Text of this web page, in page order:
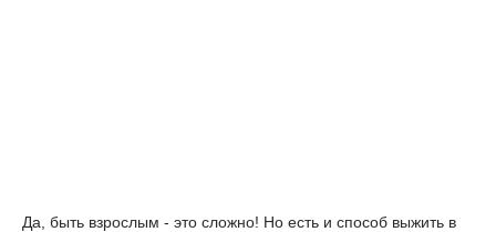
Да, быть взрослым - это сложно! Но есть и способ выжить в